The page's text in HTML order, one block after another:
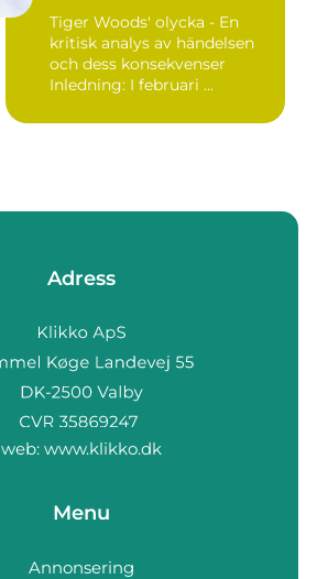
Tiger Woods' olycka - En
kritisk analys av händelsen
och dess konsekvenser
Inledning: I februari ...
Adress
web: www.klikko.dk
Menu
Annonsering